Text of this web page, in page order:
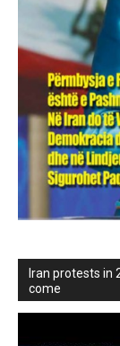
Iran protests in
come